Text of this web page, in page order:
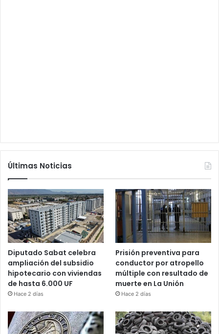
Últimas Noticias
Diputado Sabat celebra
ampliación del subsidio
hipotecario con viviendas
de hasta 6.000 UF
Hace 2 días
Prisión preventiva para
conductor por atropello
múltiple con resultado de
muerte en La Unión
Hace 2 días